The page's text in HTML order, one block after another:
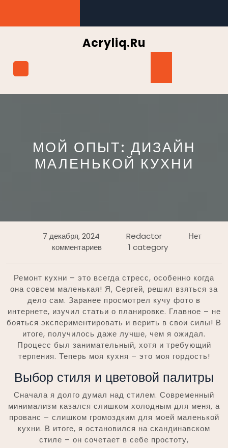
содержимому
Acryliq.ru
МОЙ ОПЫТ: ДИЗАЙН
МАЛЕНЬКОЙ КУХНИ
7 декабря, 2024 Redactor
Нет
комментариев
1 category
Ремонт кухни – это всегда стресс, особенно когда
она совсем маленькая! Я, Сергей, решил взяться за
дело сам. Заранее просмотрел кучу фото в
интернете, изучил статьи о планировке. Главное – не
бояться экспериментировать и верить в свои силы! В
итоге, получилось даже лучше, чем я ожидал.
Процесс был занимательный, хотя и требующий
терпения. Теперь моя кухня – это моя гордость!
Выбор стиля и цветовой палитры
Сначала я долго думал над стилем. Современный
минимализм казался слишком холодным для меня, а
прованс – слишком громоздким для моей маленькой
кухни. В итоге, я остановился на скандинавском
стиле – он сочетает в себе простоту,